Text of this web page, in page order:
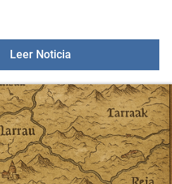
Leer Noticia